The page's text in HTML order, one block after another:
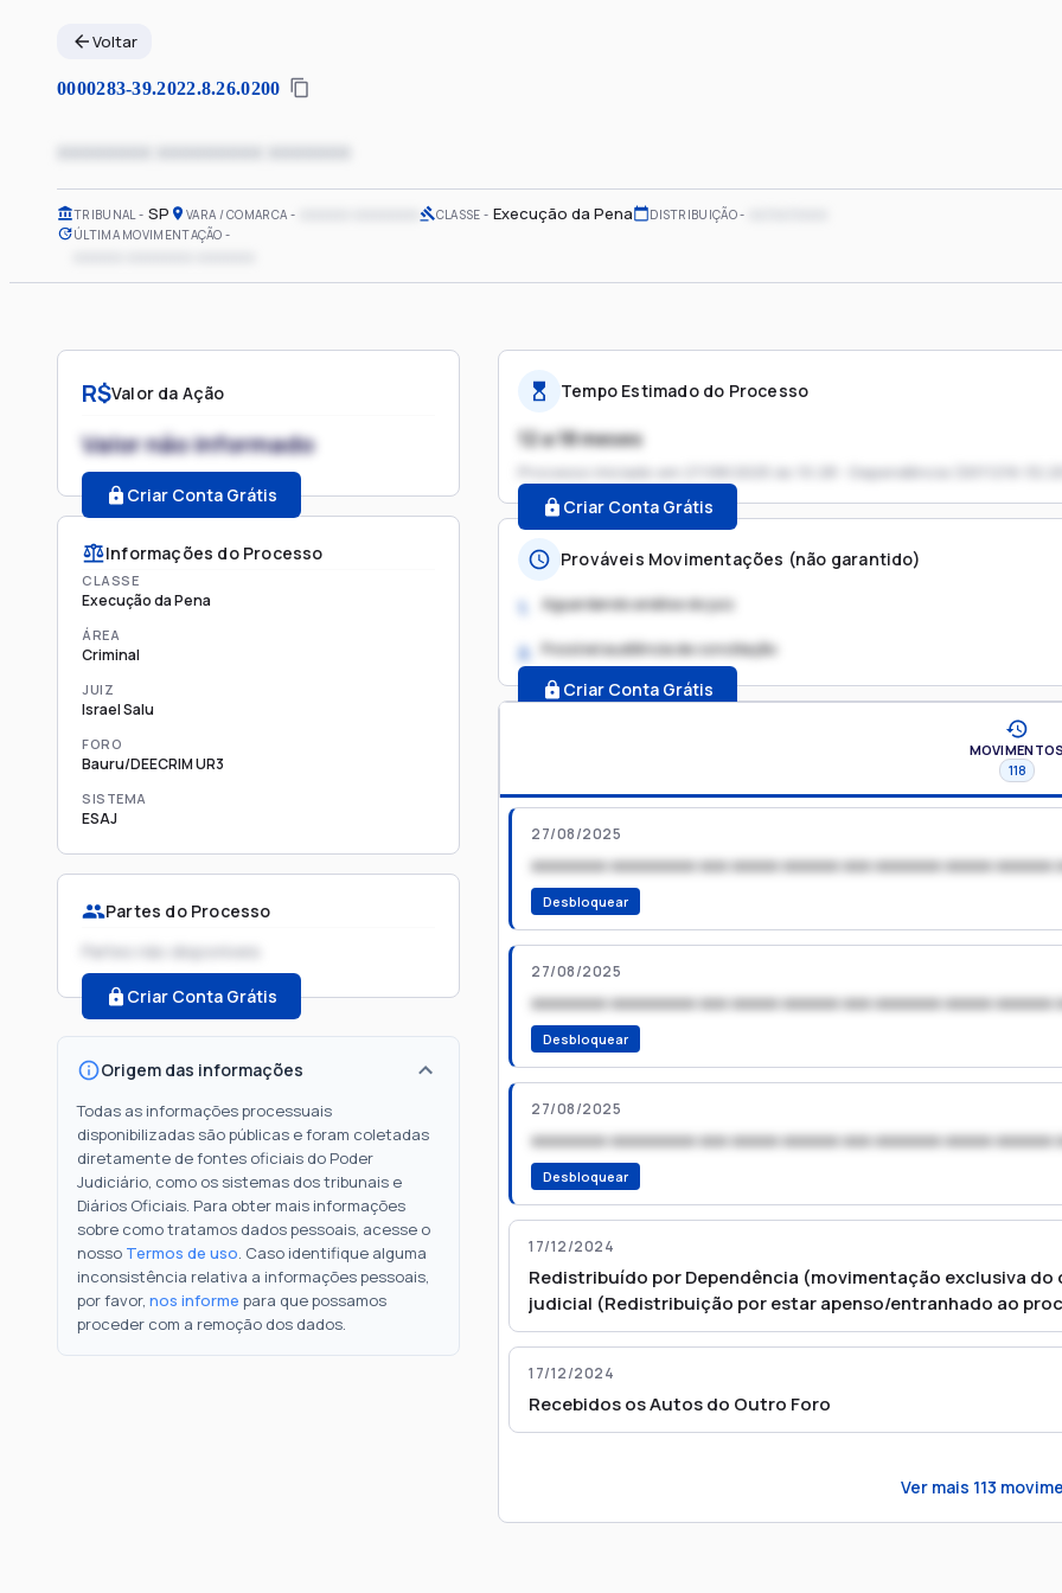
Voltar
0000283-39.2022.8.26.0200
xxxxxxxx xxxxxxxxx xxxxxxx
TRIBUNAL SP VARA / COMARCA CLASSE Execução da Pena DISTRIBUIÇÃO
ÚLTIMA MOVIMENTAÇÃO
R$Valor da Ação
Valor não informado
Criar Conta Grátis
Informações do Processo
CLASSE
Execução da Pena
ÁREA
Criminal
JUIZ
Israel Salu
FORO
Bauru/DEECRIM UR3
SISTEMA
ESAJ
Partes do Processo
Partes não disponíveis
Criar Conta Grátis
Origem das informações
Todas as informações processuais
disponibilizadas são públicas e foram coletadas
diretamente de fontes oficiais do Poder
Judiciário, como os sistemas dos tribunais e
Diários Oficiais. Para obter mais informações
sobre como tratamos dados pessoais, acesse o
nosso Termos de uso. Caso identifique alguma
inconsistência relativa a informações pessoais,
por favor, nos informe para que possamos
proceder com a remoção dos dados.
Tempo Estimado do Processo
12 a 18 meses
Processo iniciado em 27/08/2025 às 10:28 - Dependência (0011216-
Criar Conta Grátis
Prováveis Movimentações (não garantido)
1. Aguardando análise do juiz
2. Possível audiência de conciliação
Criar Conta Grátis
MOVIMENTOS
118
27/08/2025
xxxxxxxx xxxxxxxxx xxx xxxxx xxxxxx xxx xxxxxxx xxxxx xxxxxx
Desbloquear
27/08/2025
xxxxxxxx xxxxxxxxx xxx xxxxx xxxxxx xxx xxxxxxx xxxxx xxxxxx
Desbloquear
27/08/2025
xxxxxxxx xxxxxxxxx xxx xxxxx xxxxxx xxx xxxxxxx xxxxx xxxxxx
Desbloquear
17/12/2024
Redistribuído por Dependência (movimentação exclusiva
judicial (Redistribuição por estar apenso/entranhado ao
17/12/2024
Recebidos os Autos do Outro Foro
Ver mais 113